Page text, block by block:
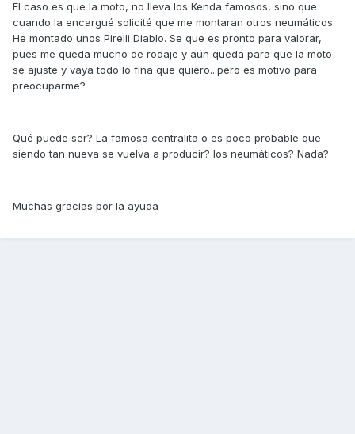
El caso es que la moto, no lleva los Kenda famosos, sino que
cuando la encargué solicité que me montaran otros neumáticos.
He montado unos Pirelli Diablo. Se que es pronto para valorar,
pues me queda mucho de rodaje y aún queda para que la moto
se ajuste y vaya todo lo fina que quiero...pero es motivo para
preocuparme?
Qué puede ser? La famosa centralita o es poco probable que
siendo tan nueva se vuelva a producir? los neumáticos? Nada?
Muchas gracias por la ayuda